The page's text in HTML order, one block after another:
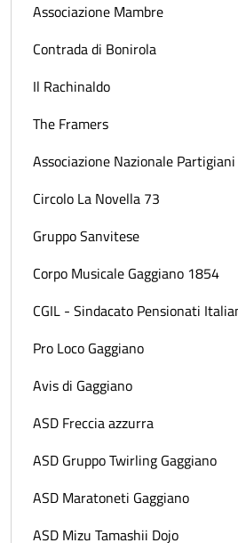
Associazione Mambre
Contrada di Bonirola
Il Rachinaldo
The Framers
Associazione Nazionale
Circolo La Novella 73
Gruppo Sanvitese
Corpo Musicale Gaggiano 1854
CGIL - Sindacato Pensionati
Pro Loco Gaggiano
Avis di Gaggiano
ASD Freccia azzurra
ASD Gruppo Twirling Gaggiano
ASD Maratoneti Gaggiano
ASD Mizu Tamashii Dojo